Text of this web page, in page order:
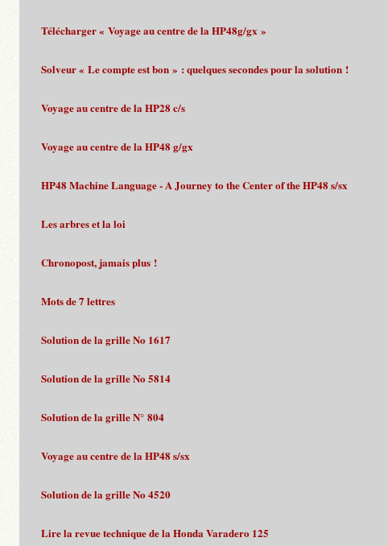
Télécharger « Voyage au centre de la HP48g/gx »
Solveur « Le compte est bon » : quelques secondes pour la solution !
Voyage au centre de la HP28 c/s
Voyage au centre de la HP48 g/gx
HP48 Machine Language - A Journey to the Center of the HP48 s/sx
Les arbres et la loi
Chronopost, jamais plus !
Mots de 7 lettres
Solution de la grille No 1617
Solution de la grille No 5814
Solution de la grille N° 804
Voyage au centre de la HP48 s/sx
Solution de la grille No 4520
Lire la revue technique de la Honda Varadero 125